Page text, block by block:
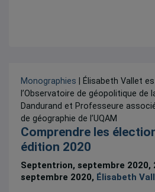
Monographies | Élisabeth Vallet
l’Observatoire de géopolitique de
Dandurand et Professeure
de géographie de l’UQAM
Comprendre les
édition 2020
Septentrion, septembre 2020,
septembre 2020, Élisabeth